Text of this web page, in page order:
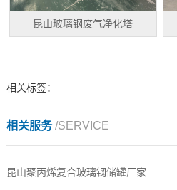
昆山玻璃钢废气净化塔
相关标签：
相关服务/SERVICE
昆山聚丙烯复合玻璃钢储罐厂家